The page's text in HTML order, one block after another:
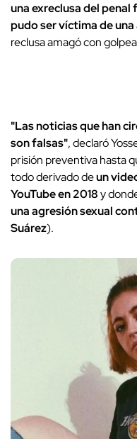
una exreclusa del
pudo ser víctima de
reclusa amagó con
"Las noticias que han
son falsas", declaró
prisión preventiva hasta
todo derivado deun
YouTube en 2018y
una agresión sexual
Suárez).